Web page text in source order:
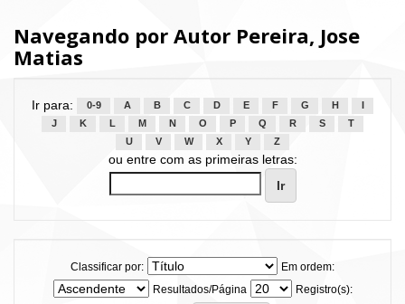
Navegando por Autor Pereira, Jose
Matias
Ir para: 0-9 A B C D E F G H
J
K L M N O P Q R S
T
U
V W X Y Z
ou entre com as primeiras letras:
Classificar por:
Em ordem:
Resultados/Página
Registro(s):